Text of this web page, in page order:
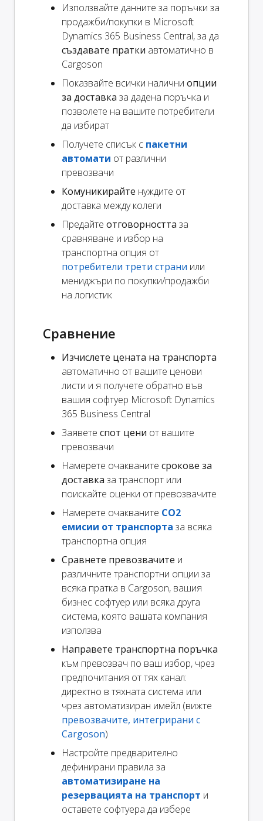
Използвайте данните за поръчки за
продажби/покупки в Microsoft
Dynamics 365 Business Central, за да
създавате пратки автоматично в
Cargoson
Показвайте всички налични опции
за доставка за дадена поръчка и
позволете на вашите потребители
да избират
Получете списък с пакетни
автомати от различни
превозвачи
Комуникирайте нуждите от
доставка между колеги
Предайте отговорността за
сравняване и избор на
транспортна опция от
потребители трети страни или
мениджъри по покупки/продажби
на логистик
Сравнение
Изчислете цената на транспорта
автоматично от вашите ценови
листи и я получете обратно във
вашия софтуер Microsoft Dynamics
365 Business Central
Заявете спот цени от вашите
превозвачи
Намерете очакваните срокове за
доставка за транспорт или
поискайте оценки от превозвачите
Намерете очакваните CO2
емисии от транспорта за всяка
транспортна опция
Сравнете превозвачите и
различните транспортни опции за
всяка пратка в Cargoson, вашия
бизнес софтуер или всяка друга
система, която вашата компания
използва
Направете транспортна поръчка
към превозвач по ваш избор, чрез
предпочитания от тях канал:
директно в тяхната система или
чрез автоматизиран имейл (вижте
превозвачите, интегрирани с
Cargoson)
Настройте предварително
дефинирани правила за
автоматизиране на
резервацията на транспорт и
оставете софтуера да избере